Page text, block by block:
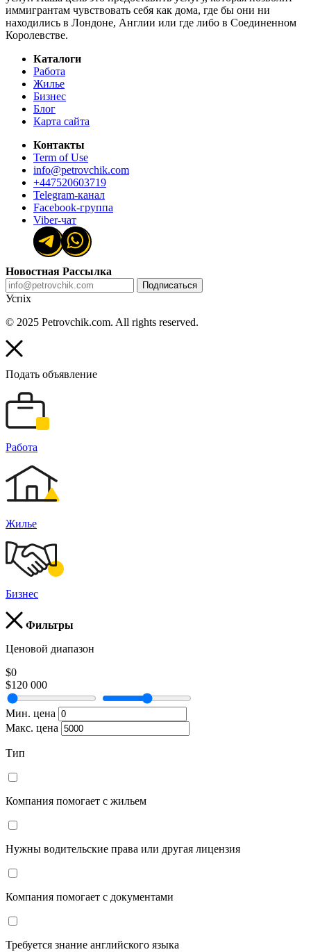
иммигрантам чувствовать себя как дома, где бы они ни
находились в Лондоне, Англии или где либо в Соединенном
Королевстве.
Каталоги
Работа
Жилье
Бизнес
Блог
Карта сайта
Контакты
Term of Use
info@petrovchik.com
+447520603719
Telegram-канал
Facebook-группа
Viber-чат
Новостная Рассылка
Подписаться
Успіх
© 2025 Petrovchik.com. All rights reserved.
Подать объявление
Работа
Жилье
Бизнес
Фильтры
Ценовой диапазон
$0
$120 000
Мин. цена
Макс. цена
Тип
Компания помогает с жильем
Нужны водительские права или другая лицензия
Компания помогает с документами
Требуется знание английского языка